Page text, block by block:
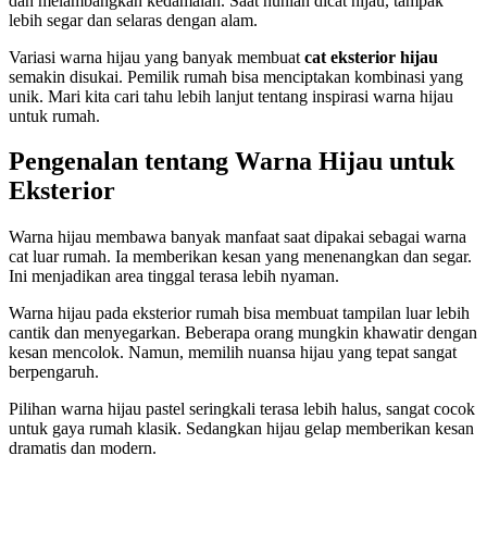
lebih segar dan selaras dengan alam.
Variasi warna hijau yang banyak membuat cat eksterior hijau
semakin disukai. Pemilik rumah bisa menciptakan kombinasi yang
unik. Mari kita cari tahu lebih lanjut tentang inspirasi warna hijau
untuk rumah.
Pengenalan tentang Warna Hijau untuk
Eksterior
Warna hijau membawa banyak manfaat saat dipakai sebagai warna
cat luar rumah. Ia memberikan kesan yang menenangkan dan segar.
Ini menjadikan area tinggal terasa lebih nyaman.
Warna hijau pada eksterior rumah bisa membuat tampilan luar lebih
cantik dan menyegarkan. Beberapa orang mungkin khawatir dengan
kesan mencolok. Namun, memilih nuansa hijau yang tepat sangat
berpengaruh.
Pilihan warna hijau pastel seringkali terasa lebih halus, sangat cocok
untuk gaya rumah klasik. Sedangkan hijau gelap memberikan kesan
dramatis dan modern.